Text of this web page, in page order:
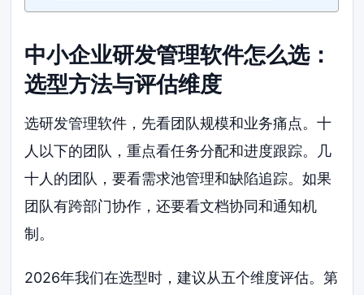
中小企业研发管理软件怎么选：
选型方法与评估维度
选研发管理软件，先看团队规模和业务痛点。十
人以下的团队，重点看任务分配和进度跟踪。几
十人的团队，要看需求池管理和缺陷追踪。如果
团队有跨部门协作，还要看文档协同和通知机
制。
2026年我们在选型时，建议从五个维度评估。第